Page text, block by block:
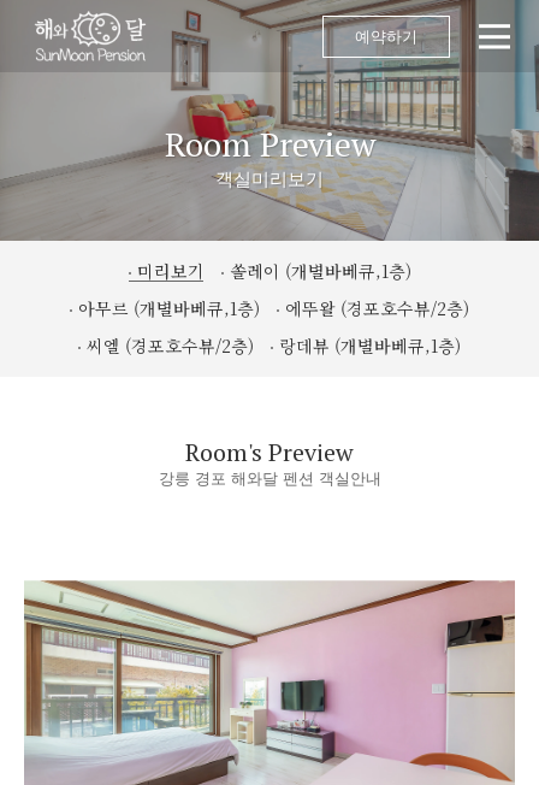
예약하기
Room Preview
객실미리보기
미리보기
쏠레이 (개별바베큐,1층)
아무르 (개별바베큐,1층)
에뚜왈 (경포호수뷰/2층)
씨엘 (경포호수뷰/2층)
랑데뷰 (개별바베큐,1층)
Room's Preview
강릉 경포 해와달 펜션 객실안내